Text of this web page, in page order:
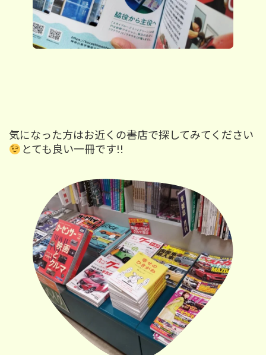
気になった方はお近くの書店で探してみてください
とても良い一冊です!!